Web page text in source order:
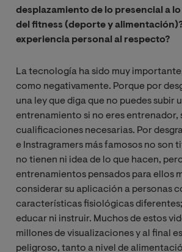
desplazamiento de lo presencial a
del fitness (deporte y alimentación)?
experiencia personal al respecto?
La tecnología ha sido muy
como negativamente. Porque por
una ley que diga que no puedes subir
entrenamiento si no eres entrenador,
cualificaciones necesarias. Por
e Instragramers más famosos no son
no tienen ni idea de lo que hacen,
entrenamientos pensados para ellos
considerar su aplicación a personas
características fisiológicas diferentes;
educar ni instruir. Muchos de estos
millones de visualizaciones y al final
peligroso, tanto a nivel de